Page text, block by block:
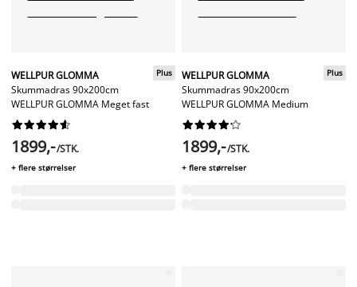
WELLPUR GLOMMA
Skummadras 90x200cm
WELLPUR GLOMMA Meget fast
Plus






1899,-/STK.
+ flere størrelser
WELLPUR GLOMMA
Skummadras 90x200cm
WELLPUR GLOMMA Medium
Plus






1899,-/STK.
+ flere størrelser